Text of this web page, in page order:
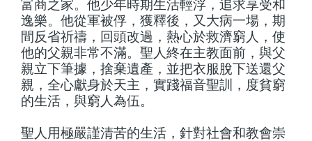
富商之家。他少年時期生活輕浮，追求享受和
逸樂。他從軍被俘，獲釋後，又大病一場，期
間反省祈禱，回頭改過，熱心於救濟窮人，使
他的父親非常不滿。聖人終在主教面前，與父
親立下筆據，捨棄遺產，並把衣服脫下送還父
親，全心獻身於天主，實踐福音聖訓，度貧窮
的生活，與窮人為伍。
聖人用極嚴謹清苦的生活，針對社會和教會崇